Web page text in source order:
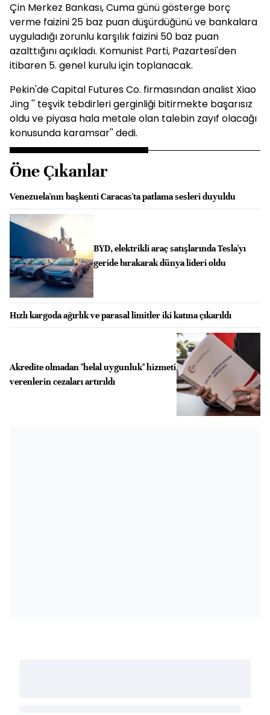
Çin Merkez Bankası, Cuma günü gösterge borç
verme faizini 25 baz puan düşürdüğünü ve bankalara
uyguladığı zorunlu karşılık faizini 50 baz puan
azalttığını açıkladı. Komunist Parti, Pazartesi'den
itibaren 5. genel kurulu için toplanacak.
Pekin'de Capital Futures Co. firmasından analist Xiao
Jing '' teşvik tebdirleri gerginliği bitirmekte başarısız
oldu ve piyasa hala metale olan talebin zayıf olacağı
konusunda karamsar'' dedi.
Öne Çıkanlar
Venezuela'nın başkenti Caracas'ta patlama sesleri duyuldu
BYD, elektrikli araç satışlarında Tesla'yı
geride bırakarak dünya lideri oldu
Hızlı kargoda ağırlık ve parasal limitler iki katına çıkarıldı
Akredite olmadan "helal uygunluk" hizmeti
verenlerin cezaları artırıldı